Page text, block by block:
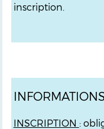
inscription.
INSCRIPTION :